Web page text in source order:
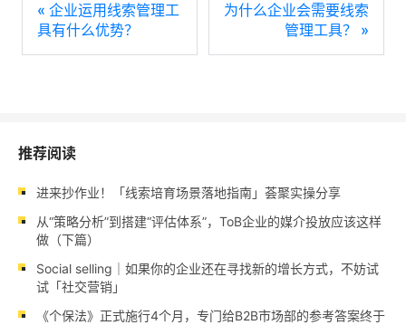
« 企业运用线索管理工
具有什么优势？
为什么企业会需要线索
管理工具？
»
推荐阅读
进来抄作业！「线索培育场景落地指南」荟聚实操分享
从“策略分析”到搭建“评估体系”，ToB企业的媒介投放应该这样
做（下篇）
Social selling｜如果你的企业还在寻找新的增长方式，不妨试
试「社交营销」
《个保法》正式施行4个月，专门给B2B市场部的参考答案终于